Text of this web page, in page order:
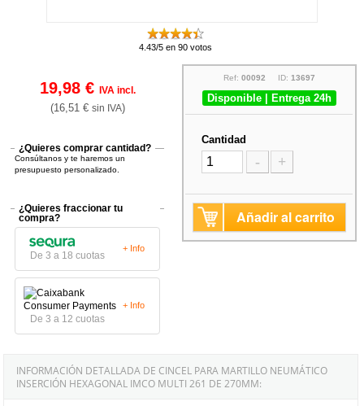
4.43/5 en 90 votos
19,98 € IVA incl.
(16,51 € sin IVA)
¿Quieres comprar cantidad?
Consúltanos y te haremos un
presupuesto personalizado.
¿Quieres fraccionar tu
compra?
De 3 a 18 cuotas
+ Info
De 3 a 12 cuotas
+ Info
Ref: 00092 ID: 13697
Disponible | Entrega 24h
Cantidad
- +
Añadir al carrito
INFORMACIÓN DETALLADA DE CINCEL PARA MARTILLO NEUMÁTICO
INSERCIÓN HEXAGONAL IMCO MULTI 261 DE 270MM: